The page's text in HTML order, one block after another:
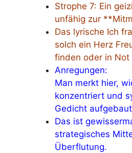
Strophe 7: Ein
unfähig zur
Das lyrische Ich
solch ein Herz
finden oder in Not
Anregungen:
Man merkt hier,
konzentriert und
Gedicht
Das ist
strategisches
Überflutung.